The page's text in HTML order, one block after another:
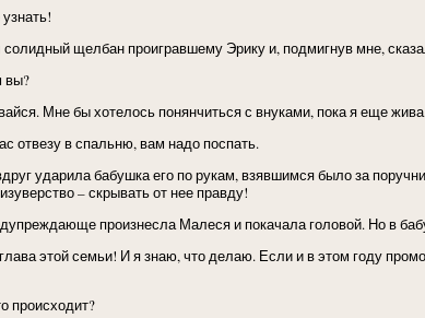
солидный щелбан проигравшему Эрику и, подмигнув мне,
вы?
Мне бы хотелось понянчиться с внуками, пока я еще
отвезу в спальню, вам надо поспать.
ударила бабушка его по рукам, взявшимся было за
– скрывать от нее правду!
произнесла Малеся и покачала головой. Но в
этой семьи! И я знаю, что делаю. Если и в этом году
происходит?